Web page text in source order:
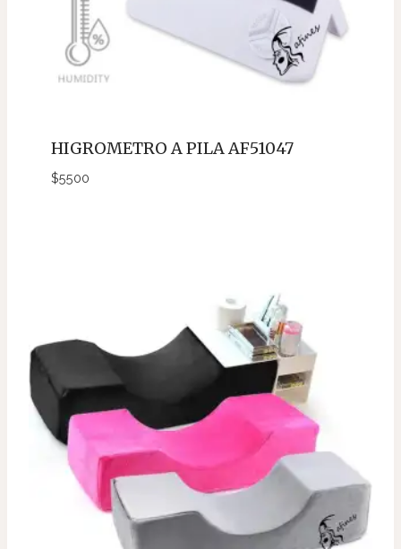
HIGROMETRO A PILA AF51047
$5500